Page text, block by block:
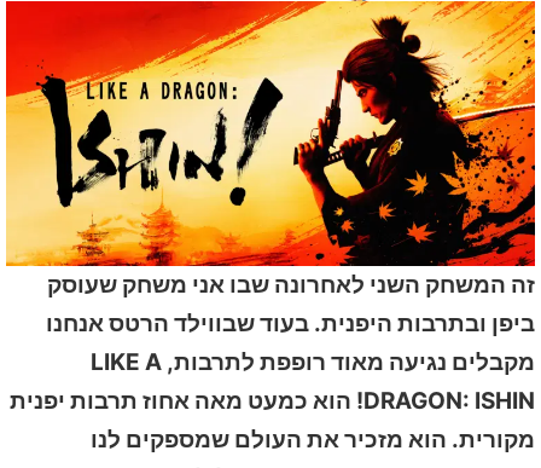
זה המשחק השני לאחרונה שבו אני משחק שעוסק
ביפן ובתרבות היפנית. בעוד שבווילד הרטס אנחנו
מקבלים נגיעה מאוד רופפת לתרבות, LIKE A
DRAGON: ISHIN! הוא כמעט מאה אחוז תרבות יפנית
מקורית. הוא מזכיר את העולם שמספקים לנו